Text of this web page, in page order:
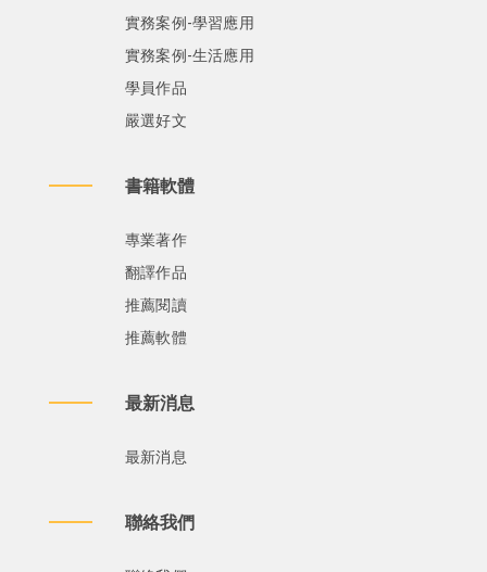
實務案例-學習應用
實務案例-生活應用
學員作品
嚴選好文
書籍軟體
專業著作
翻譯作品
推薦閱讀
推薦軟體
最新消息
最新消息
聯絡我們